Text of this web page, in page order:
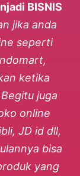
BISNIS
jika anda
seperti
ketika
juga
online
JD id dll,
bisa
yang